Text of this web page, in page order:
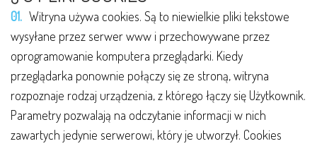
Witryna używa cookies. Są to niewielkie pliki tekstowe
wysyłane przez serwer www i przechowywane przez
oprogramowanie komputera przeglądarki. Kiedy
przeglądarka ponownie połączy się ze stroną, witryna
rozpoznaje rodzaj urządzenia, z którego łączy się Użytkownik.
Parametry pozwalają na odczytanie informacji w nich
zawartych jedynie serwerowi, który je utworzył. Cookies